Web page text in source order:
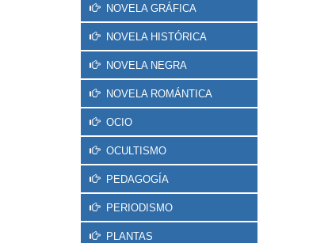
NOVELA GRÁFICA
NOVELA HISTÓRICA
NOVELA NEGRA
NOVELA ROMÁNTICA
OCIO
OCULTISMO
PEDAGOGÍA
PERIODISMO
PLANTAS